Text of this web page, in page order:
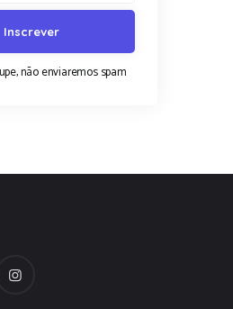
não enviaremos spam